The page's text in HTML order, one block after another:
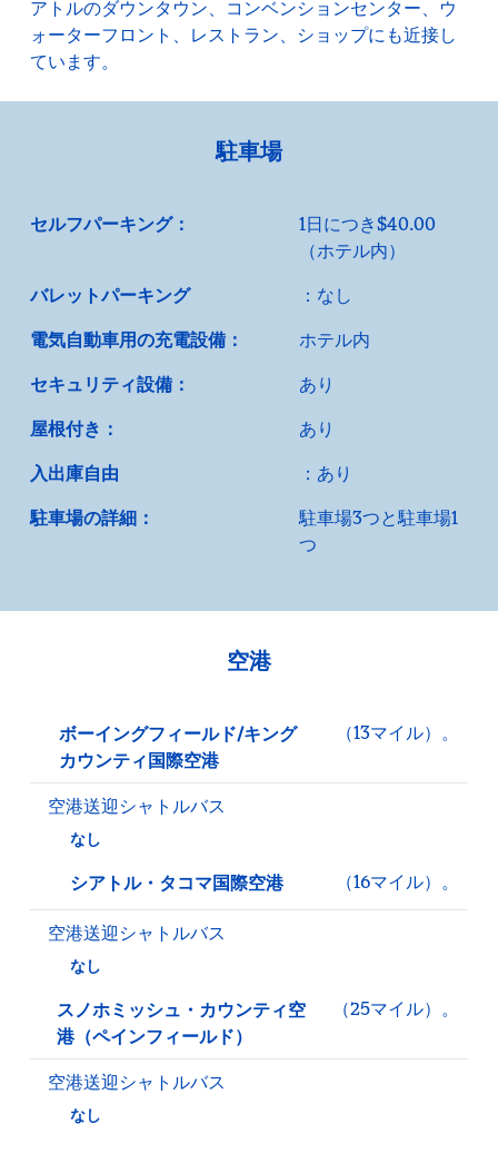
アトルのダウンタウン、コンベンションセンター、ウ
ォーターフロント、レストラン、ショップにも近接し
ています。
駐車場
セルフパーキング：
1日につき$40.00
（ホテル内）
バレットパーキング
：なし
電気自動車用の充電設備：
ホテル内
セキュリティ設備：
あり
屋根付き：
あり
入出庫自由
：あり
駐車場の詳細：
駐車場3つと駐車場1
つ
空港
ボーイングフィールド/キング
カウンティ国際空港
（13マイル）。
空港送迎シャトルバス
なし
シアトル・タコマ国際空港 （16マイル）。
空港送迎シャトルバス
なし
スノホミッシュ・カウンティ空
港（ペインフィールド）
（25マイル）。
空港送迎シャトルバス
なし